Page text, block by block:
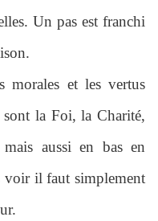
Un pas est franchi
morales et les vertus
la Foi, la Charité,
aussi en bas en
voir il faut simplement